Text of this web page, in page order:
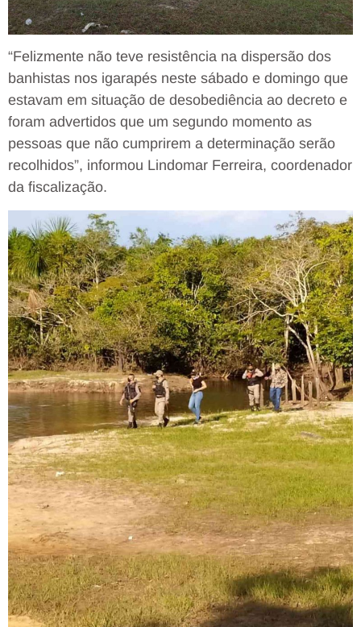
“Felizmente não teve resistência na dispersão dos
banhistas nos igarapés neste sábado e domingo que
estavam em situação de desobediência ao decreto e
foram advertidos que um segundo momento as
pessoas que não cumprirem a determinação serão
recolhidos”, informou Lindomar Ferreira, coordenador
da fiscalização.